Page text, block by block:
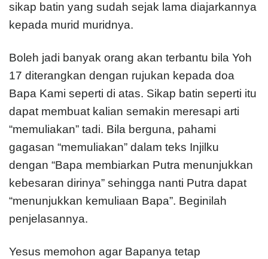
sikap batin yang sudah sejak lama diajarkannya
kepada murid muridnya.
Boleh jadi banyak orang akan terbantu bila Yoh
17 diterangkan dengan rujukan kepada doa
Bapa Kami seperti di atas. Sikap batin seperti itu
dapat membuat kalian semakin meresapi arti
“memuliakan” tadi. Bila berguna, pahami
gagasan “memuliakan” dalam teks Injilku
dengan “Bapa membiarkan Putra menunjukkan
kebesaran dirinya” sehingga nanti Putra dapat
“menunjukkan kemuliaan Bapa”. Beginilah
penjelasannya.
Yesus memohon agar Bapanya tetap